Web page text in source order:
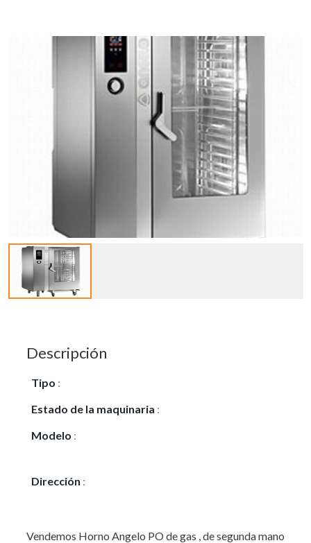
Descripción
Tipo :
Estado de la maquinaria :
Modelo :
Dirección :
Vendemos Horno Angelo PO de gas , de segunda mano